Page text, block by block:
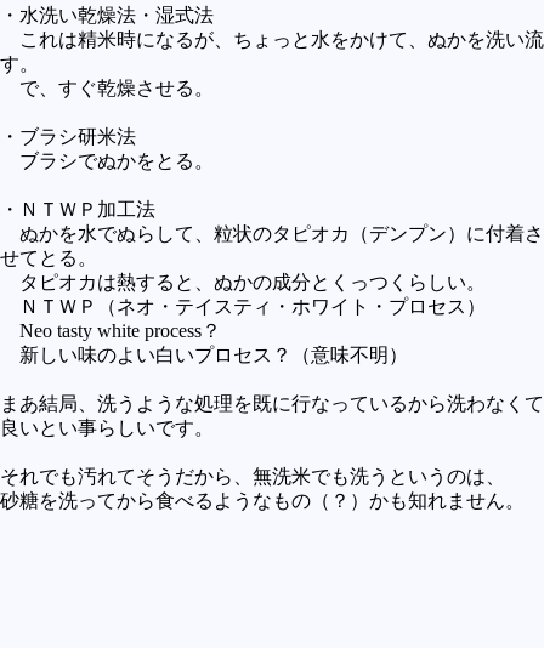
・水洗い乾燥法・湿式法
これは精米時になるが、ちょっと水をかけて、ぬかを洗い流
す。
で、すぐ乾燥させる。
・ブラシ研米法
ブラシでぬかをとる。
・ＮＴＷＰ加工法
ぬかを水でぬらして、粒状のタピオカ（デンプン）に付着さ
せてとる。
タピオカは熱すると、ぬかの成分とくっつくらしい。
ＮＴＷＰ（ネオ・テイスティ・ホワイト・プロセス）
Neo tasty white process？
新しい味のよい白いプロセス？（意味不明）
まあ結局、洗うような処理を既に行なっているから洗わなくて
良いとい事らしいです。
それでも汚れてそうだから、無洗米でも洗うというのは、
砂糖を洗ってから食べるようなもの（？）かも知れません。